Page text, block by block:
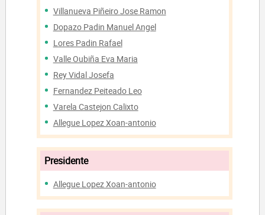
Villanueva Piñeiro Jose Ramon
Dopazo Padin Manuel Angel
Lores Padin Rafael
Valle Oubiña Eva Maria
Rey Vidal Josefa
Fernandez Peiteado Leo
Varela Castejon Calixto
Allegue Lopez Xoan-antonio
Presidente
Allegue Lopez Xoan-antonio